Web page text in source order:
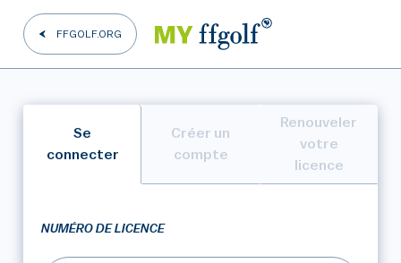
FFGOLF.ORG
Se
connecter
Créer un
compte
Renouveler
votre
licence
NUMÉRO DE LICENCE